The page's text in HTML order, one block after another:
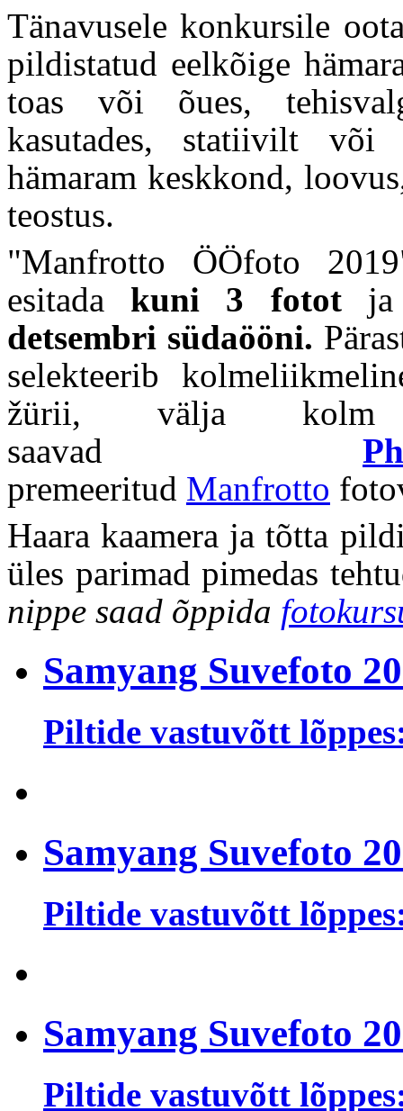
Tänavusele konkursile
pildistatud eelkõige
toas või õues,
kasutades, statiivilt
hämaram keskkond,
teostus.
"Manfrotto ÖÖfoto
esitada kuni 3 fototja
detsembri südaööni.
selekteerib
žürii, välja kolm
saavad
premeeritud Manfrotto
Haara kaamera ja tõtta
üles parimad pimedas
nippe saad õppida
Samyang Suvefoto
Piltide vastuvõtt
Samyang Suvefoto
Piltide vastuvõtt
Samyang Suvefoto
Piltide vastuvõtt